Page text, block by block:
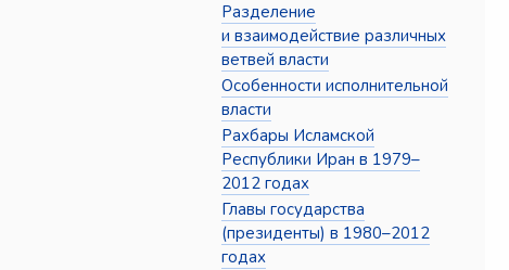
Разделение
и взаимодействие различных
ветвей власти
Особенности исполнительной
власти
Рахбары Исламской
Республики Иран в 1979–
2012 годах
Главы государства
(президенты) в 1980–2012
годах